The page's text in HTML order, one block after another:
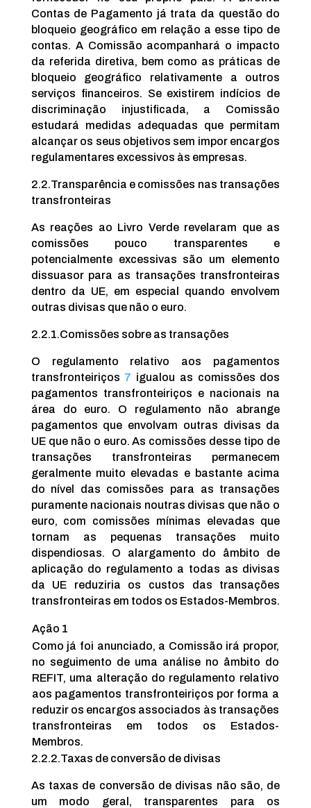
Contas de Pagamento já trata da questão do
bloqueio geográfico em relação a esse tipo de
contas. A Comissão acompanhará o impacto
da referida diretiva, bem como as práticas de
bloqueio geográfico relativamente a outros
serviços financeiros. Se existirem indícios de
discriminação injustificada, a Comissão
estudará medidas adequadas que permitam
alcançar os seus objetivos sem impor encargos
regulamentares excessivos às empresas.
2.2.Transparência e comissões nas transações
transfronteiras
As reações ao Livro Verde revelaram que as
comissões pouco transparentes e
potencialmente excessivas são um elemento
dissuasor para as transações transfronteiras
dentro da UE, em especial quando envolvem
outras divisas que não o euro.
2.2.1.Comissões sobre as transações
O regulamento relativo aos pagamentos
transfronteiriços 7 igualou as comissões dos
pagamentos transfronteiriços e nacionais na
área do euro. O regulamento não abrange
pagamentos que envolvam outras divisas da
UE que não o euro. As comissões desse tipo de
transações transfronteiras permanecem
geralmente muito elevadas e bastante acima
do nível das comissões para as transações
puramente nacionais noutras divisas que não o
euro, com comissões mínimas elevadas que
tornam as pequenas transações muito
dispendiosas. O alargamento do âmbito de
aplicação do regulamento a todas as divisas
da UE reduziria os custos das transações
transfronteiras em todos os Estados-Membros.
Ação 1
Como já foi anunciado, a Comissão irá propor,
no seguimento de uma análise no âmbito do
REFIT, uma alteração do regulamento relativo
aos pagamentos transfronteiriços por forma a
reduzir os encargos associados às transações
transfronteiras em todos os Estados-
Membros.
2.2.2.Taxas de conversão de divisas
As taxas de conversão de divisas não são, de
um modo geral, transparentes para os